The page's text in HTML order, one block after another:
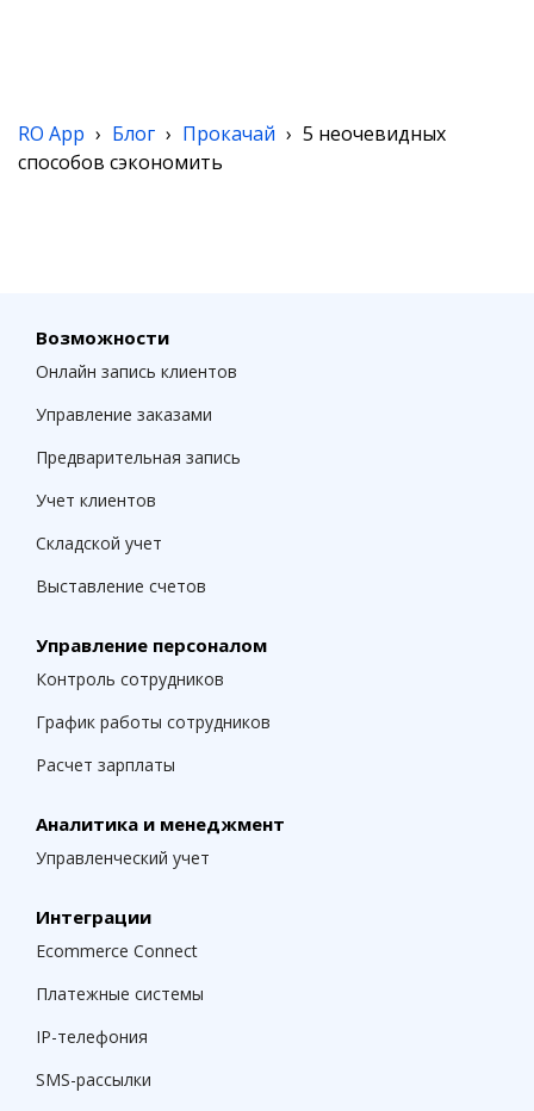
RO App › Блог › Прокачай › 5 неочевидных
способов сэкономить
Возможности
Онлайн запись клиентов
Управление заказами
Предварительная запись
Учет клиентов
Складской учет
Выставление счетов
Управление персоналом
Контроль сотрудников
График работы сотрудников
Расчет зарплаты
Аналитика и менеджмент
Управленческий учет
Интеграции
Ecommerce Connect
Платежные системы
IP-телефония
SMS-рассылки